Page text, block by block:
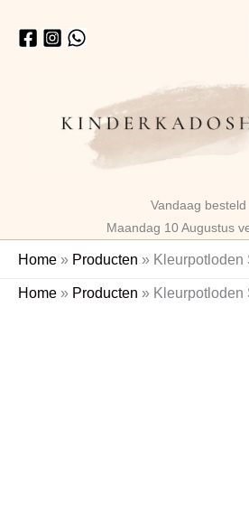
naar
Vandaag besteld
Maandag 10 Augustus
Home » Producten » Kleurpotloden
Home » Producten » Kleurpotloden
Kleurpotloden